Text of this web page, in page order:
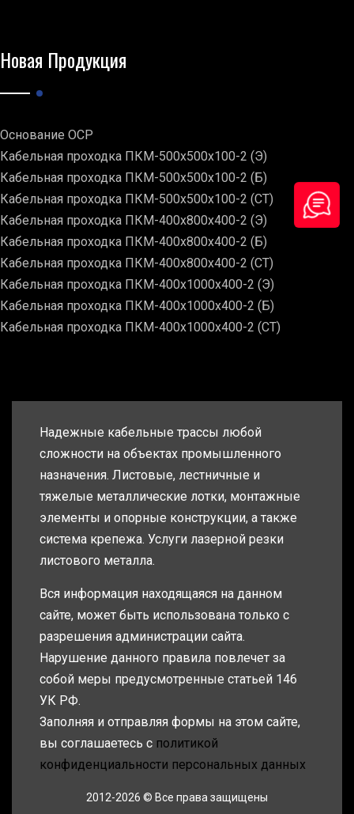
Новая Продукция
Основание ОСР
Кабельная проходка ПКМ-500х500х100-2 (Э)
Кабельная проходка ПКМ-500х500х100-2 (Б)
Кабельная проходка ПКМ-500х500х100-2 (СТ)
Кабельная проходка ПКМ-400х800х400-2 (Э)
Кабельная проходка ПКМ-400х800х400-2 (Б)
Кабельная проходка ПКМ-400х800х400-2 (СТ)
Кабельная проходка ПКМ-400х1000х400-2 (Э)
Кабельная проходка ПКМ-400х1000х400-2 (Б)
Кабельная проходка ПКМ-400х1000х400-2 (СТ)
Надежные кабельные трассы любой
сложности на объектах промышленного
назначения. Листовые, лестничные и
тяжелые металлические лотки, монтажные
элементы и опорные конструкции, а также
система крепежа. Услуги лазерной резки
листового металла.
Вся информация находящаяся на данном
сайте, может быть использована только с
разрешения администрации сайта.
Нарушение данного правила повлечет за
собой меры предусмотренные статьей 146
УК РФ.
Заполняя и отправляя формы на этом сайте,
вы соглашаетесь с политикой
конфиденциальности персональных данных
2012-2026 © Все права защищены